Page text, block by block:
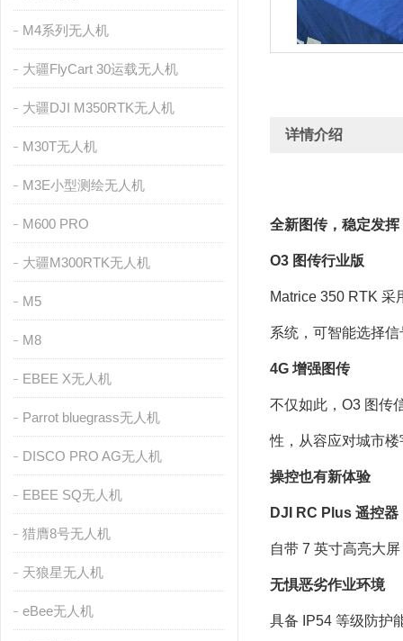
M4系列无人机
大疆FlyCart 30运载无人机
大疆DJI M350RTK无人机
M30T无人机
M3E小型测绘无人机
M600 PRO
大疆M300RTK无人机
M5
M8
EBEE X无人机
Parrot bluegrass无人机
DISCO PRO AG无人机
EBEE SQ无人机
猎膺8号无人机
天狼星无人机
eBee无人机
详情介绍
全新图传，稳定发挥
O3 图传行业版
Matrice 350 RTK 采
系统，可智能选择
4G 增强图传
不仅如此，O3 图传
性，从容应对城市
操控也有新体验
DJI RC Plus 遥控器
自带 7 英寸高亮大
无惧恶劣作业环境
具备 IP54 等级防护